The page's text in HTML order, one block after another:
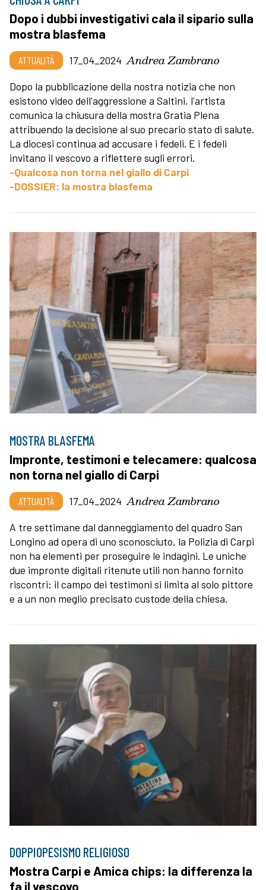
Dopo i dubbi investigativi cala il sipario sulla
mostra blasfema
ATTUALITÀ 17_04_2024 Andrea Zambrano
Dopo la pubblicazione della nostra notizia che non
esistono video dell'aggressione a Saltini, l'artista
comunica la chiusura della mostra Gratia Plena
attribuendo la decisione al suo precario stato di salute.
La diocesi continua ad accusare i fedeli. E i fedeli
invitano il vescovo a riflettere sugli errori.
-Qualcosa non torna nel giallo di Carpi
-DOSSIER: la mostra blasfema
MOSTRA BLASFEMA
Impronte, testimoni e telecamere: qualcosa
non torna nel giallo di Carpi
ATTUALITÀ 17_04_2024 Andrea Zambrano
A tre settimane dal danneggiamento del quadro San
Longino ad opera di uno sconosciuto, la Polizia di Carpi
non ha elementi per proseguire le indagini. Le uniche
due impronte digitali ritenute utili non hanno fornito
riscontri; il campo dei testimoni si limita al solo pittore
e a un non meglio precisato custode della chiesa.
DOPPIOPESISMO RELIGIOSO
Mostra Carpi e Amica chips: la differenza la
fa il vescovo